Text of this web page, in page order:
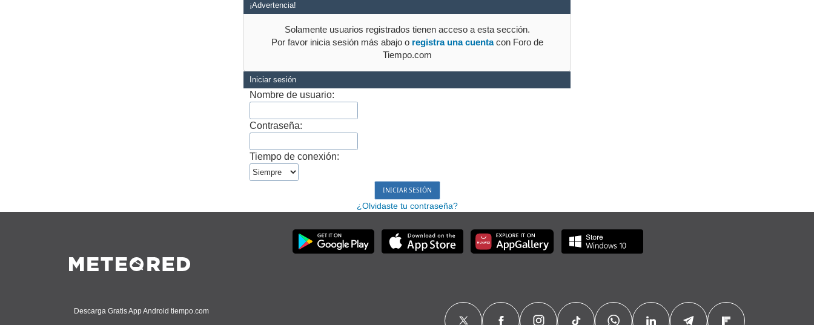
¡Advertencia!
Solamente usuarios registrados tienen acceso a esta sección.
Por favor inicia sesión más abajo o registra una cuentacon Foro de
Tiempo.com
Iniciar sesión
Nombre de usuario:
Contraseña:
Tiempo de conexión:
¿Olvidaste tu contraseña?
Descarga Gratis App Android tiempo.com